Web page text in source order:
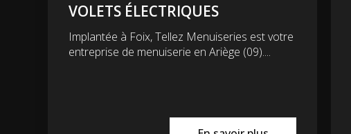
VOLETS ÉLECTRIQUES
Implantée à Foix, Tellez Menuiseries est votre
entreprise de menuiserie en Ariège (09)....